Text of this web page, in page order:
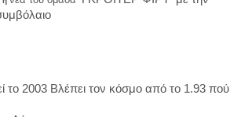
το 2003 Βλέπει τον κόσμο από το 1.93 πού